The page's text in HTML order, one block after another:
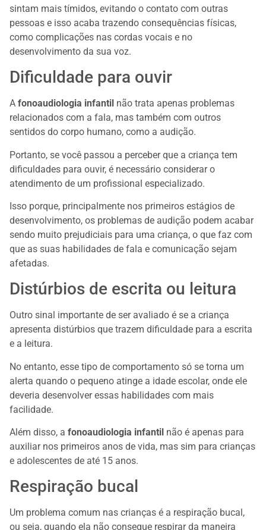
sintam mais tímidos, evitando o contato com outras
pessoas e isso acaba trazendo consequências físicas,
como complicações nas cordas vocais e no
desenvolvimento da sua voz.
Dificuldade para ouvir
A fonoaudiologia infantil não trata apenas problemas
relacionados com a fala, mas também com outros
sentidos do corpo humano, como a audição.
Portanto, se você passou a perceber que a criança tem
dificuldades para ouvir, é necessário considerar o
atendimento de um profissional especializado.
Isso porque, principalmente nos primeiros estágios de
desenvolvimento, os problemas de audição podem acabar
sendo muito prejudiciais para uma criança, o que faz com
que as suas habilidades de fala e comunicação sejam
afetadas.
Distúrbios de escrita ou leitura
Outro sinal importante de ser avaliado é se a criança
apresenta distúrbios que trazem dificuldade para a escrita
e a leitura.
No entanto, esse tipo de comportamento só se torna um
alerta quando o pequeno atinge a idade escolar, onde ele
deveria desenvolver essas habilidades com mais
facilidade.
Além disso, a fonoaudiologia infantil não é apenas para
auxiliar nos primeiros anos de vida, mas sim para crianças
e adolescentes de até 15 anos.
Respiração bucal
Um problema comum nas crianças é a respiração bucal,
ou seja, quando ela não consegue respirar da maneira